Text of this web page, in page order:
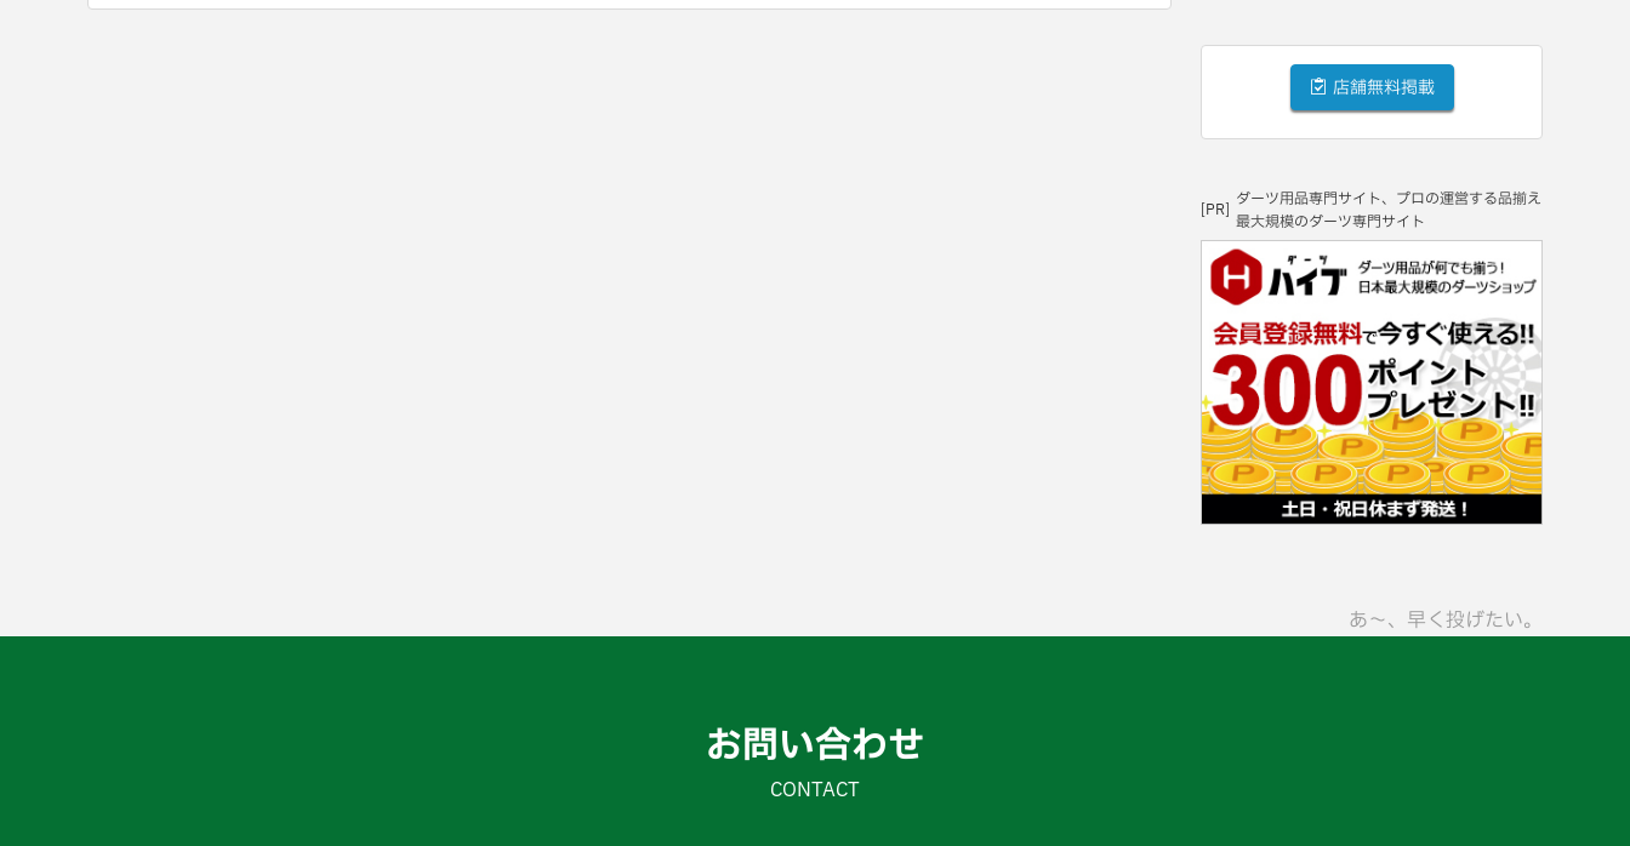
店舗無料掲載
[PR]
ダーツ用品専門サイト、プロの運営する品揃え
最大規模のダーツ専門サイト
あ〜、早く投げたい。
お問い合わせ
CONTACT